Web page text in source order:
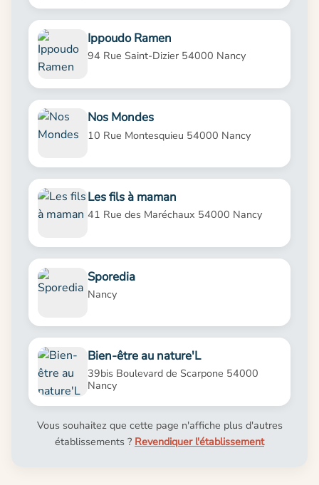
Ippoudo Ramen
94 Rue Saint-Dizier 54000 Nancy
Nos Mondes
10 Rue Montesquieu 54000 Nancy
Les fils à maman
41 Rue des Maréchaux 54000 Nancy
Sporedia
Nancy
Bien-être au nature'L
39bis Boulevard de Scarpone 54000
Nancy
Vous souhaitez que cette page n'affiche plus d'autres
établissements ? Revendiquer l'établissement